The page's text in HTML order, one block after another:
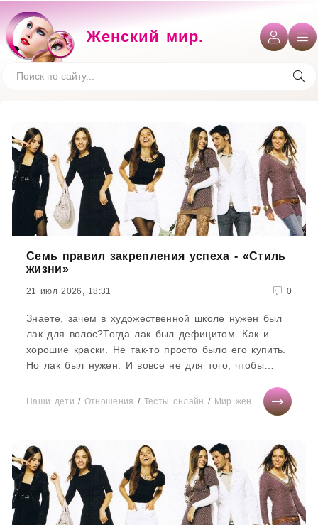
Женский мир.
Семь правил закрепления успеха - «Стиль
жизни»
21 июл 2026, 18:31 0
Знаете, зачем в художественной школе нужен был
лак для волос?Тогда лак был дефицитом. Как и
хорошие краски. Не так-то просто было его купить.
Но лак был нужен. И вовсе не для того, чтобы
Наши дети / Отношения / Тесты онлайн / Мир женщины